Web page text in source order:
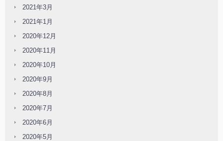
2021年3月
2021年1月
2020年12月
2020年11月
2020年10月
2020年9月
2020年8月
2020年7月
2020年6月
2020年5月